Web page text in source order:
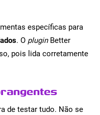
específicas para
. O pluginBetter
pois lida corretamente
de testar tudo. Não se